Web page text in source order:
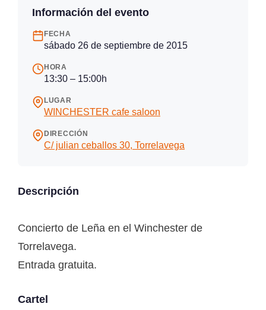
Información del evento
FECHA
sábado 26 de septiembre de 2015
HORA
13:30 – 15:00h
LUGAR
WINCHESTER cafe saloon
DIRECCIÓN
C/ julian ceballos 30, Torrelavega
Descripción
Concierto de Leña en el Winchester de
Torrelavega.
Entrada gratuita.
Cartel